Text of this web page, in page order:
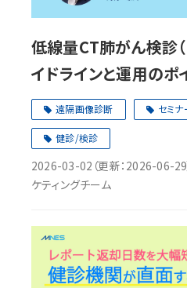
低線量CT肺がん検診
イドラインと運用の
【セミナーレポート】
遠隔画像診断 セミナ
健診/検診
2026-03-02 （更新： 2026-06-29
ケティングチーム